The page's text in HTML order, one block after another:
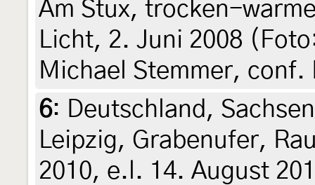
Am Stux, trocken-
Licht, 2. Juni 2008
Michael Stemmer, conf.
6: Deutschland,
Leipzig, Grabenufer,
2010, e.l. 14. August